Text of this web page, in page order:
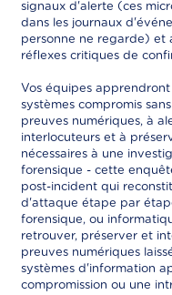
signaux d'alerte (ces
dans les journaux
personne ne regarde) et
réflexes critiques de
Vos équipes apprendront
systèmes compromis
preuves numériques, à
interlocuteurs et à
nécessaires à une
forensique - cette
post-incident qui
d'attaque étape par
forensique, ou
retrouver, préserver et
preuves numériques
systèmes d'information
compromission ou une